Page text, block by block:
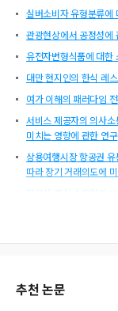
실버소비자 유형분류에
관광현상에서 공정성에
유전자변형식품에 대한
대만 현지인의 한식 레
여가 이해의 패러다임
서비스 제공자의 의사
미치는 영향에 관한 연구
상용여행시장 항공권
따라 장기 거래의도에
항공사 객실 승무원의
에 대한 태도에 미치는 영
추천 논문